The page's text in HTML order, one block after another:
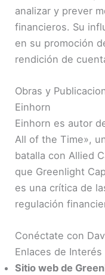
analizar y prever
financieros. Su
en su promoción
rendición de
Obras y
Einhorn
Einhorn es autor
All of the Time»,
batalla con Allied
que Greenlight
es una crítica de
regulación
Conéctate con
Enlaces de Interés
Sitio web de